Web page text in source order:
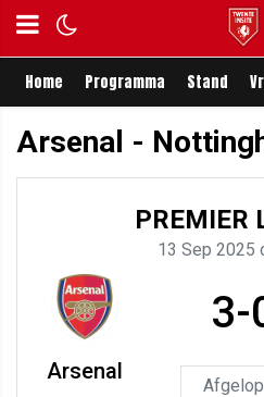
Home Programma Stand
Arsenal -
PREMIER
13 Sep 2025
Arsenal
3-